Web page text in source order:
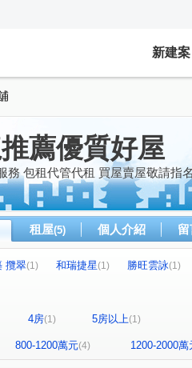
新建案
薦優質好屋
務 包租代管代租 買屋賣屋敬請指
租屋(5) 個人介紹
攬翠(1) 和瑞捷星(1) 勝旺雲詠(1)
和平西路案
路 (1) 領航北路四段(1)
和平西路一段(1) 領航南路三段(1)
山東路(1) 莊敬三街(1)
4房(1) 5房以上(1)
800-1200萬元(4) 1200-2000萬